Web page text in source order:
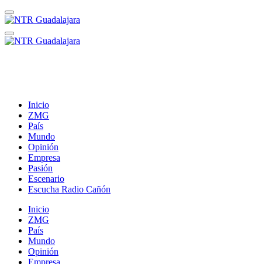
Inicio
ZMG
País
Mundo
Opinión
Empresa
Pasión
Escenario
Escucha Radio Cañón
Inicio
ZMG
País
Mundo
Opinión
Empresa